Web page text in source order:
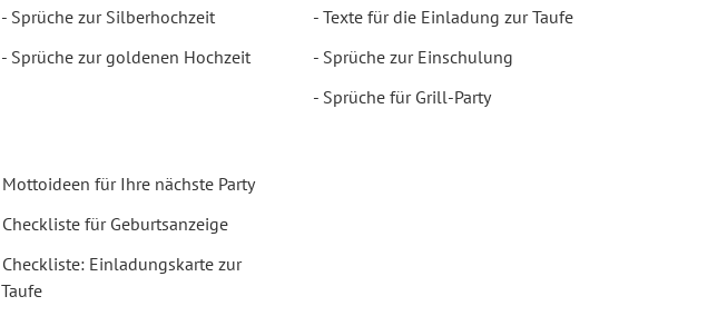
Sprüche zur Silberhochzeit
Sprüche zur goldenen Hochzeit
Texte für die Einladung zur Taufe
Sprüche zur Einschulung
Sprüche für Grill-Party
Mottoideen für Ihre nächste Party
Checkliste für Geburtsanzeige
Checkliste: Einladungskarte zur
Taufe